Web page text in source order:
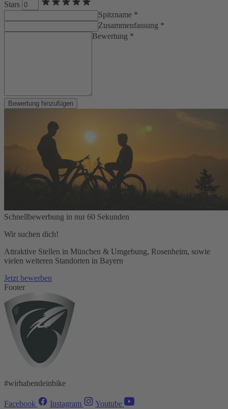
Stars
Spitzname *
Zusammenfassung *
Bewertung *
Bewertung hinzufügen
Schnellbewerbung in nur 60 Sekunden
Wir suchen dich!
Attraktive Stellen in München & Umgebung, Rosenheim, sowie
vielen weiteren Standorten in Bayern
Jetzt bewerben
Footer
#wirhabendeinbike
Facebook Instagram Youtube